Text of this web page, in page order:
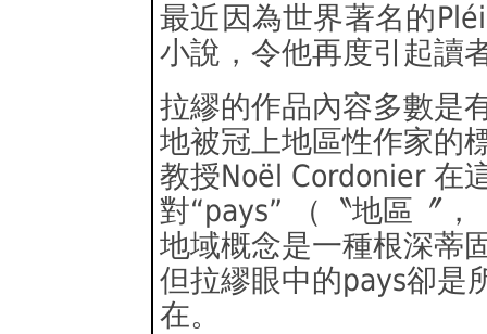
最近因為世界著名的
小說，令他再度引起讀
拉繆的作品內容多數是
地被冠上地區性作家的
教授Noël Cordonier 在
對“pays” （〝地區〞
地域概念是一種根深蒂
但拉繆眼中的pays卻是
在。